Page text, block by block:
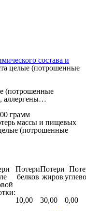
состава и
целые (потрошенные
(потрошенные
аллергены…
грамм
массы и пищевых
(потрошенные
Потери
белков
Потери
жиров
10,00 30,00
0,00